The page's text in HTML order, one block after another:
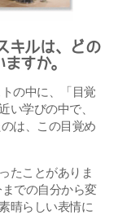
キルは、どの
すか。
の中に、「目覚
い学びの中で、
は、この目覚め
たことがありま
での自分から変
晴らしい表情に